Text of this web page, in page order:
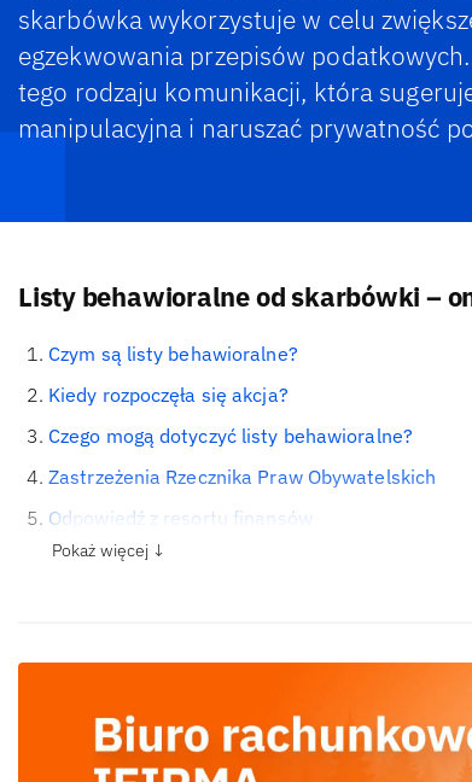
skarbówka wykorzystuje w celu
egzekwowania przepisów
tego rodzaju komunikacji, która
manipulacyjna i naruszać prywatność
Listy behawioralne od skarbówki –
Czym są listy behawioralne?
Kiedy rozpoczęła się akcja?
Czego mogą dotyczyć listy behawioralne?
Zastrzeżenia Rzecznika Praw Obywatelskich
Odpowiedź z resortu finansów
Pokaż więcej ↓